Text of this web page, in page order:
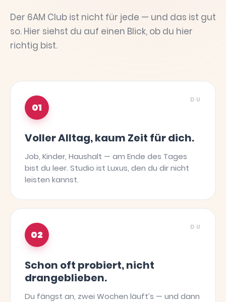
Der 6AM Club ist nicht für jede — und das ist gut
so. Hier siehst du auf einen Blick, ob du hier
richtig bist.
01
DU
Voller Alltag, kaum Zeit für dich.
Job, Kinder, Haushalt — am Ende des Tages
bist du leer. Studio ist Luxus, den du dir nicht
leisten kannst.
02
DU
Schon oft probiert, nicht
drangeblieben.
Du fängst an, zwei Wochen läuft’s — und dann